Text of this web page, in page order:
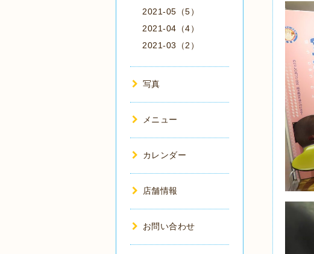
2021-05（5）
2021-04（4）
2021-03（2）
写真
メニュー
カレンダー
店舗情報
お問い合わせ